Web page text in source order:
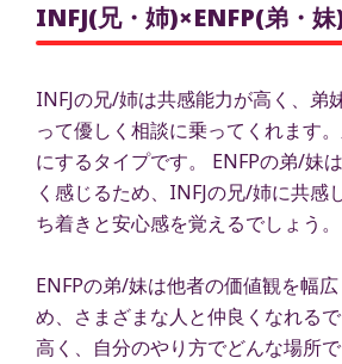
INFJ(兄・姉)×ENFP(弟・
INFJの兄/姉は共感能力が高く、弟
って優しく相談に乗ってくれます
にするタイプです。 ENFPの弟/妹
く感じるため、INFJの兄/姉に共感
ち着きと安心感を覚えるでしょう。
ENFPの弟/妹は他者の価値観を幅
め、さまざまな人と仲良くなれる
高く、自分のやり方でどんな場所で